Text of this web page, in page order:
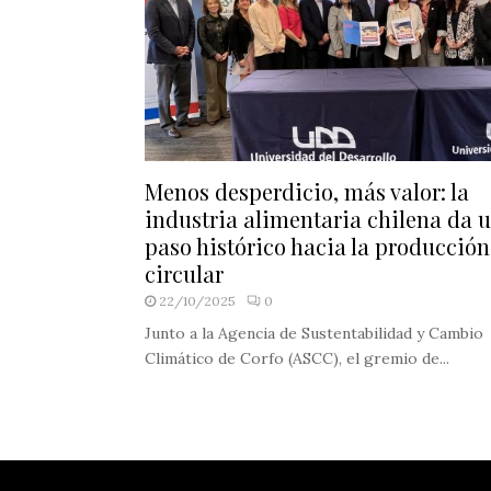
Menos desperdicio, más valor: la
industria alimentaria chilena da
paso histórico hacia la producción
circular
22/10/2025 0
Junto a la Agencia de Sustentabilidad y Cambio
Climático de Corfo (ASCC), el gremio de...